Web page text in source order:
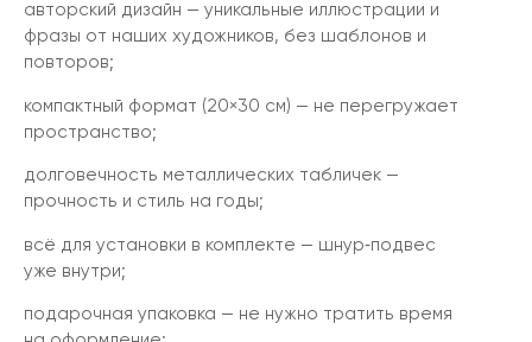
авторский дизайн — уникальные иллюстрации и
фразы от наших художников, без шаблонов и
повторов;
компактный формат (20×30 см) — не перегружает
пространство;
долговечность металлических табличек —
прочность и стиль на годы;
всё для установки в комплекте — шнур‑подвес
уже внутри;
подарочная упаковка — не нужно тратить время